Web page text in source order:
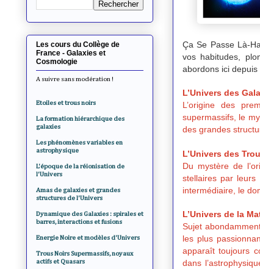
Ça Se Passe Là-
vos habitudes,
abordons ici
L’Univers des
L’origine des
supermassifs, le
des grandes
L’Univers des
Du mystère de
stellaires par
intermédiaire, le
L’Univers de la
Sujet
les plus
apparaît toujours
dans
Les cours du Collège de
France - Galaxies et
Cosmologie
A suivre sans modération !
Etoiles et trous noirs
La formation hiérarchique des
galaxies
Les phénomènes variables en
astrophysique
L'époque de la réionisation de
l'Univers
Amas de galaxies et grandes
structures de l'Univers
Dynamique des Galaxies : spirales et
barres, interactions et fusions
Energie Noire et modèles d'Univers
Trous Noirs Supermassifs, noyaux
actifs et Quasars